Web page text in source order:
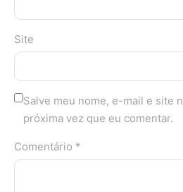
Site
Salve meu nome, e-mail e site
próxima vez que eu comentar.
Comentário *